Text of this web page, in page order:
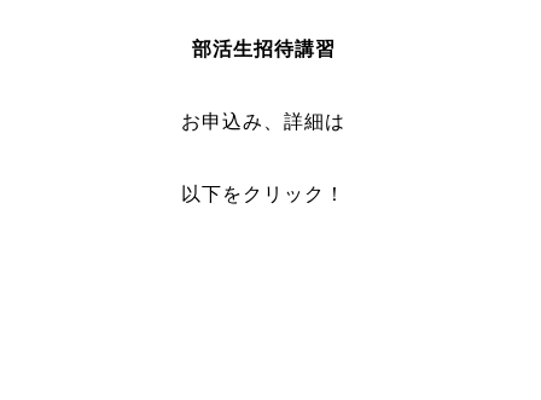
部活生招待講習
お申込み、詳細は
以下をクリック！